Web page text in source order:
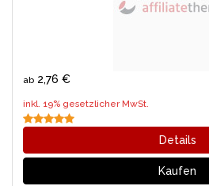
ab 2,76 €
inkl. 19% gesetzlicher MwSt.
Details
Kaufen